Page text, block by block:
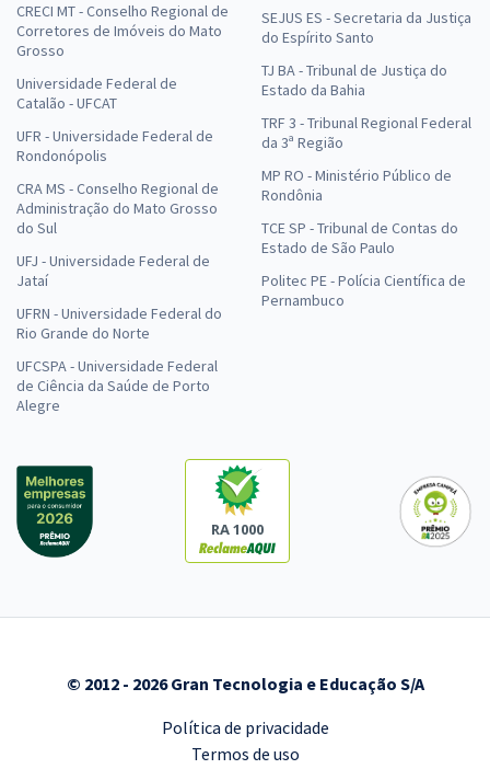
CRECI MT - Conselho Regional de
Corretores de Imóveis do Mato
Grosso
Universidade Federal de
Catalão - UFCAT
UFR - Universidade Federal de
Rondonópolis
CRA MS - Conselho Regional de
Administração do Mato Grosso
do Sul
UFJ - Universidade Federal de
Jataí
UFRN - Universidade Federal do
Rio Grande do Norte
UFCSPA - Universidade Federal
de Ciência da Saúde de Porto
Alegre
SEJUS ES - Secretaria da Justiça
do Espírito Santo
TJ BA - Tribunal de Justiça do
Estado da Bahia
TRF 3 - Tribunal Regional Federal
da 3ª Região
MP RO - Ministério Público de
Rondônia
TCE SP - Tribunal de Contas do
Estado de São Paulo
Politec PE - Polícia Científica de
Pernambuco
RA 1000
© 2012 - 2026 Gran Tecnologia e Educação S/A
Política de privacidade
Termos de uso